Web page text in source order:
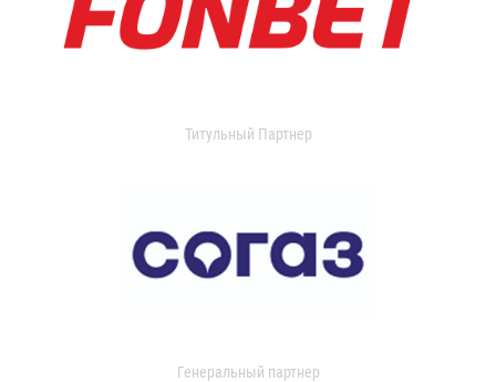
Титульный Партнер
Генеральный партнер